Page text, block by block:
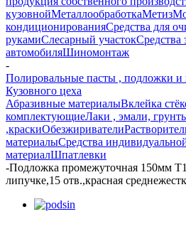
кузовнойМеталлообработкаМетиз
кондиционированияСредства для
рукамиСлесарный участокСредства
автомобиляШиномонтаж
-
Полировальные пасты , подложки и
Кузовного цеха
Абразивные материалыВклейка
комплектующиеЛаки , эмали,
,краскиОбезжириватели
материалыСредства
материалШпатлевки
-Подложка промежуточная 150мм
липучке,15 отв.,красная среднежестк